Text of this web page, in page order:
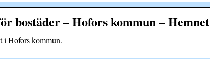
bostäder – Hofors kommun – Hemnet
i Hofors kommun.